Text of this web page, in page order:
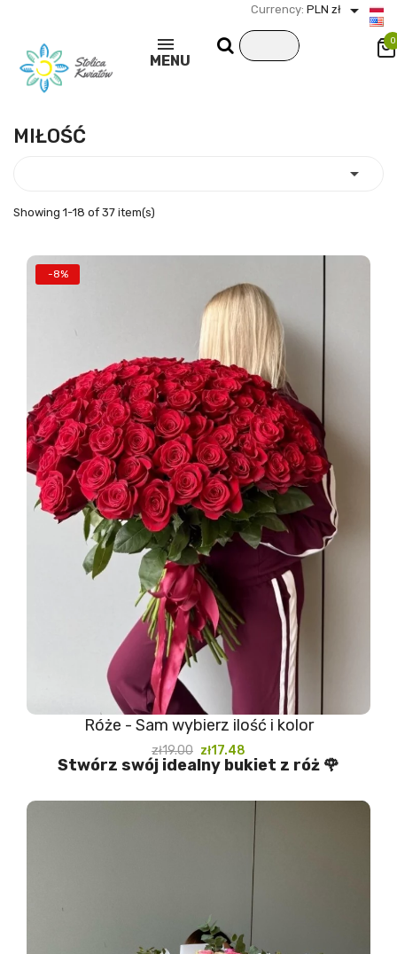
Currency: PLN zł 
MENU
0
MIŁOŚĆ

Showing 1-18 of 37 item(s)
-8%
Róże - Sam wybierz ilość i kolor
zł19.00 zł17.48
Stwórz swój idealny bukiet z róż 🌹